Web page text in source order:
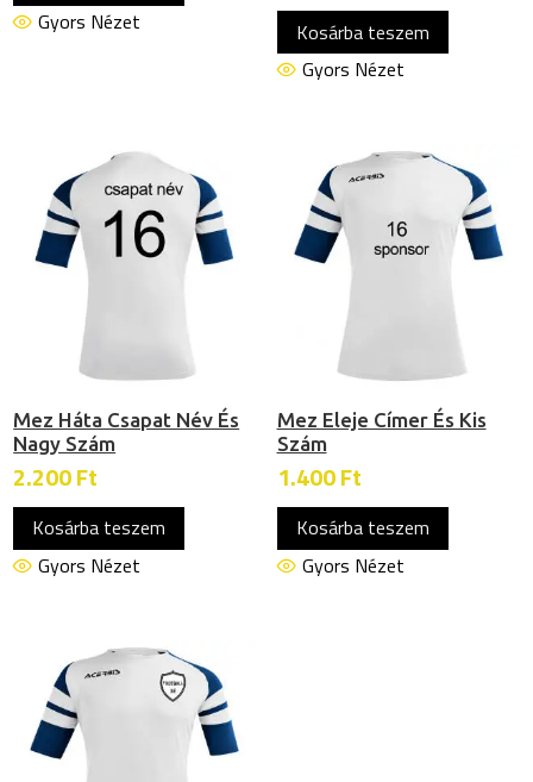
Gyors Nézet
Kosárba teszem
Gyors Nézet
Mez Háta Csapat Név És
Nagy Szám
2.200Ft
Kosárba teszem
Gyors Nézet
Mez Eleje Címer És Kis
Szám
1.400Ft
Kosárba teszem
Gyors Nézet